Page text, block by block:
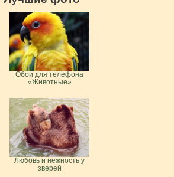
Обои для телефона
«Животные»
Любовь и нежность у
зверей